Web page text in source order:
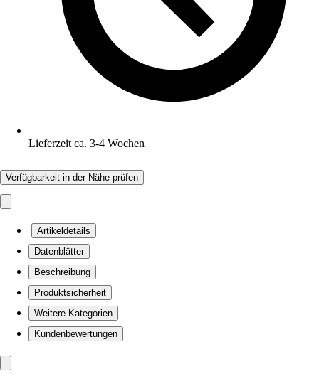
Lieferzeit ca. 3-4 Wochen
Verfügbarkeit in der Nähe prüfen
Artikeldetails
Datenblätter
Beschreibung
Produktsicherheit
Weitere Kategorien
Kundenbewertungen